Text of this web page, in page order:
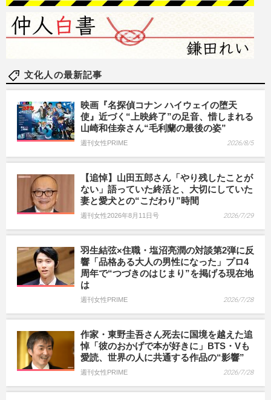
文化人の最新記事
映画『名探偵コナン ハイウェイの堕天
使』近づく“上映終了”の足音、惜しまれる
山崎和佳奈さん“毛利蘭の最後の姿”
週刊女性PRIME 2026/8/5
【追悼】山田五郎さん「やり残したことが
ない」語っていた終活と、大切にしていた
妻と愛犬との“こだわり”時間
週刊女性2026年8月11日号 2026/7/29
羽生結弦×住職・塩沼亮潤の対談第2弾に反
響「品格ある大人の男性になった」プロ4
周年で“つづきのはじまり”を掲げる現在地
は
週刊女性PRIME 2026/7/28
作家・東野圭吾さん死去に国境を越えた追
悼「彼のおかげで本が好きに」BTS・Vも
愛読、世界の人に共通する作品の“影響”
週刊女性PRIME 2026/7/28